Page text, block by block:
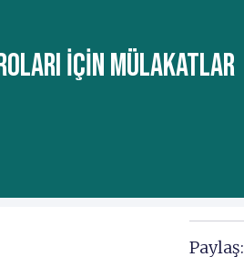
İÇİN MÜLAKATLAR
Paylaş: